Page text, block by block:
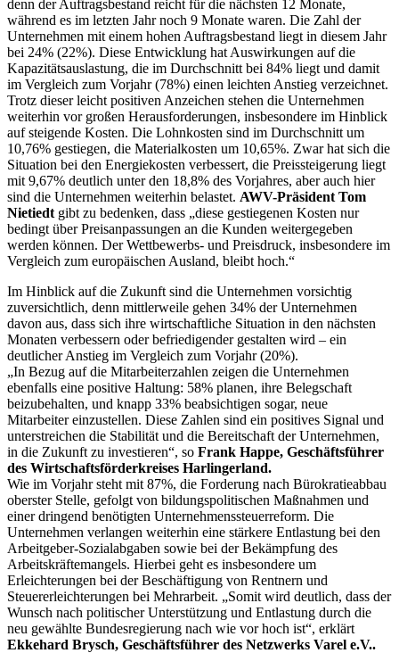
denn der Auftragsbestand reicht für die nächsten 12 Monate,
während es im letzten Jahr noch 9 Monate waren. Die Zahl der
Unternehmen mit einem hohen Auftragsbestand liegt in diesem Jahr
bei 24% (22%). Diese Entwicklung hat Auswirkungen auf die
Kapazitätsauslastung, die im Durchschnitt bei 84% liegt und damit
im Vergleich zum Vorjahr (78%) einen leichten Anstieg verzeichnet.
Trotz dieser leicht positiven Anzeichen stehen die Unternehmen
weiterhin vor großen Herausforderungen, insbesondere im Hinblick
auf steigende Kosten. Die Lohnkosten sind im Durchschnitt um
10,76% gestiegen, die Materialkosten um 10,65%. Zwar hat sich die
Situation bei den Energiekosten verbessert, die Preissteigerung liegt
mit 9,67% deutlich unter den 18,8% des Vorjahres, aber auch hier
sind die Unternehmen weiterhin belastet. AWV-Präsident Tom
Nietiedt gibt zu bedenken, dass „diese gestiegenen Kosten nur
bedingt über Preisanpassungen an die Kunden weitergegeben
werden können. Der Wettbewerbs- und Preisdruck, insbesondere im
Vergleich zum europäischen Ausland, bleibt hoch.“
Im Hinblick auf die Zukunft sind die Unternehmen vorsichtig
zuversichtlich, denn mittlerweile gehen 34% der Unternehmen
davon aus, dass sich ihre wirtschaftliche Situation in den nächsten
Monaten verbessern oder befriedigender gestalten wird – ein
deutlicher Anstieg im Vergleich zum Vorjahr (20%).
„In Bezug auf die Mitarbeiterzahlen zeigen die Unternehmen
ebenfalls eine positive Haltung: 58% planen, ihre Belegschaft
beizubehalten, und knapp 33% beabsichtigen sogar, neue
Mitarbeiter einzustellen. Diese Zahlen sind ein positives Signal und
unterstreichen die Stabilität und die Bereitschaft der Unternehmen,
in die Zukunft zu investieren“, so Frank Happe, Geschäftsführer
des Wirtschaftsförderkreises Harlingerland.
Wie im Vorjahr steht mit 87%, die Forderung nach Bürokratieabbau
oberster Stelle, gefolgt von bildungspolitischen Maßnahmen und
einer dringend benötigten Unternehmenssteuerreform. Die
Unternehmen verlangen weiterhin eine stärkere Entlastung bei den
Arbeitgeber-Sozialabgaben sowie bei der Bekämpfung des
Arbeitskräftemangels. Hierbei geht es insbesondere um
Erleichterungen bei der Beschäftigung von Rentnern und
Steuererleichterungen bei Mehrarbeit. „Somit wird deutlich, dass der
Wunsch nach politischer Unterstützung und Entlastung durch die
neu gewählte Bundesregierung nach wie vor hoch ist“, erklärt
Ekkehard Brysch, Geschäftsführer des Netzwerks Varel e.V..